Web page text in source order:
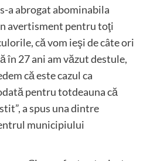
a abrogat abominabila
avertisment pentru toţi
că vom ieşi de câte ori
în 27 ani am văzut destule,
că este cazul ca
pentru totdeauna că
a spus una dintre
municipiului